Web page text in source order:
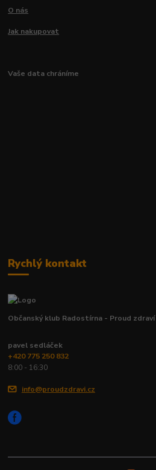
O nás
Jak nakupovat
Vaše data chráníme
Rychlý kontakt
Občanský klub Radostírna - Proud zdraví
pavel sedláček
+420 775 250 832
8:00 - 16:30
info@proudzdravi.cz